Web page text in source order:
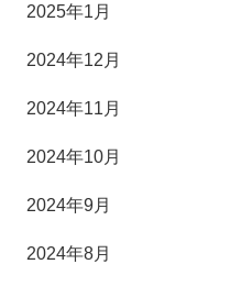
2025年1月
2024年12月
2024年11月
2024年10月
2024年9月
2024年8月